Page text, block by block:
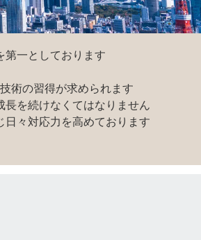
第一としております
術の習得が求められます
を続けなくてはなりません
々対応力を高めております